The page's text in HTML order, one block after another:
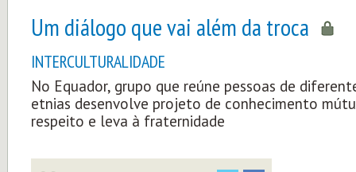
Um diálogo que vai além da troca
INTERCULTURALIDADE
No Equador, grupo que reúne pessoas de
etnias desenvolve projeto de conhecimento
respeito e leva à fraternidade